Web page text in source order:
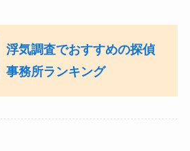
浮気調査でおすすめの探偵
事務所ランキング